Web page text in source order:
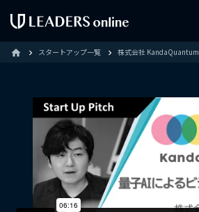
home スタートアップ一覧 株式会社 KandaQuantum